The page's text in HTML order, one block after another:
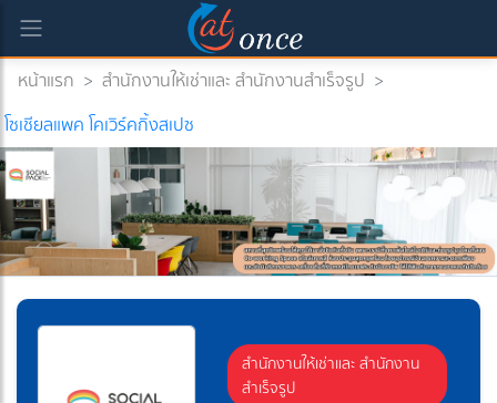
หน้าแรก > สำนักงานให้เช่าและ สำนักงานสำเร็จรูป >
โซเชียลแพค โคเวิร์คกิ้งสเปซ
สำนักงานให้เช่าและ สำนักงาน
สำเร็จรูป